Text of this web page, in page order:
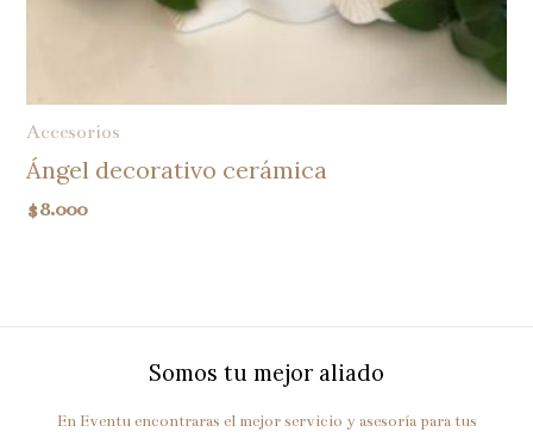
Accesorios
Ángel decorativo cerámica
$8.000
Somos tu mejor aliado
En Eventu encontraras el mejor servicio y asesoría para tus